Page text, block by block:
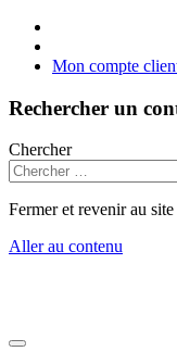
Mon compte
Rechercher un
Chercher
Fermer et revenir au site
Aller au contenu